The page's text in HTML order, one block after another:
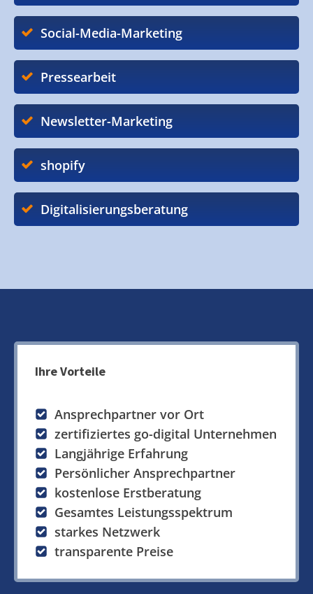
Social-Media-Marketing
Pressearbeit
Newsletter-Marketing
shopify
Digitalisierungsberatung
Ihre Vorteile
Ansprechpartner vor Ort
zertifiziertes go-digital Unternehmen
Langjährige Erfahrung
Persönlicher Ansprechpartner
kostenlose Erstberatung
Gesamtes Leistungsspektrum
starkes Netzwerk
transparente Preise